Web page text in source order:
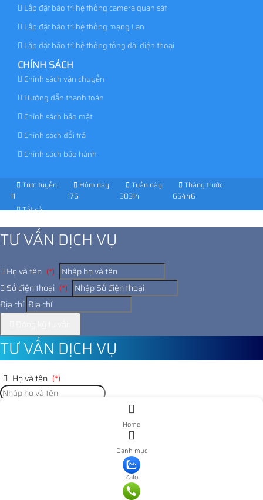
Lắp đặt bảo trì hệ thống camera quan sát
Lắp đặt bảo trì hệ thống mạng Lan
Lắp đặt bảo trì hệ thống tổng đài điện thoại
CHÍNH SÁCH
Chính sách vận chuyển
Hướng dẫn thanh toán
Chính sách bảo mật
Chính sách đổi trả
Chính sách bảo hành
Trực tuyến:
11
Hôm nay:
176
Tuần này:
30314
Tháng trước:
65446
Tất cả:
TƯ VẤN DỊCH VỤ
Họ và tên (*)
Số điện thoại (*)
Địa chỉ
TƯ VẤN DỊCH VỤ
Họ và tên (*)
Home
Danh mục
Zalo